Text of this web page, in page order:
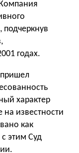
годах.
характер
известности
как
этим Суд